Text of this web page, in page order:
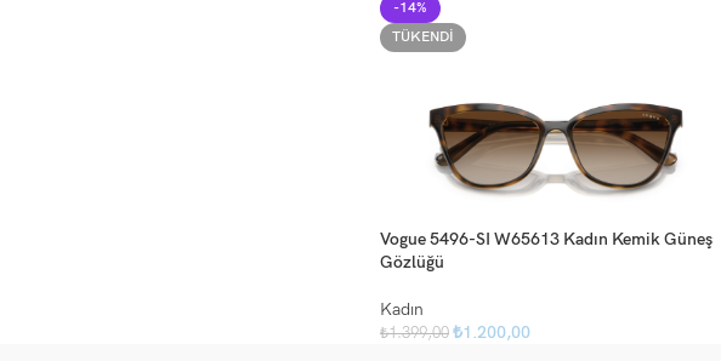
-14%
TÜKENDI
Vogue 5496-SI W65613 Kadın Kemik Güneş
Gözlüğü
Kadın
₺1.399,00 ₺1.200,00